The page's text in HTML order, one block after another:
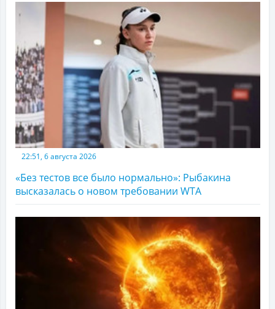
22:51, 6 августа 2026
«Без тестов все было нормально»: Рыбакина
высказалась о новом требовании WTA